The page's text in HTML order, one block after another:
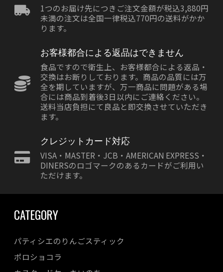
1つのお届け先につきご注文金額が税込3,880円
未満の注文は全国一律税込770円の送料がかか
ります。
お客様都合による返品はできません
食品ですので衛生上、お客様都合による返品・
交換はお断りしております。商品の品質には万
全を期していますが、万一商品に問題がある場
合には商品到着後3日以内にご連絡ください。
送料当店負担にて良品と即交換させていただき
ます。
クレジットカード対応
VISA・MASTER・JCB・AMERICAN EXPRESS・
DINERSのロゴマークのあるカードがご利用い
ただけます。
CATEGORY
パティシエのりんごスティック
ポロショコラ